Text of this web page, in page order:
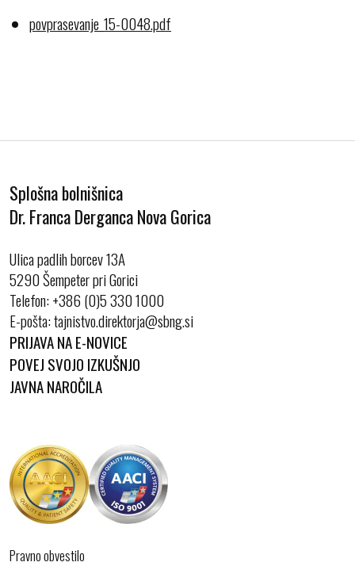
povprasevanje_15-0048.pdf
Splošna bolnišnica
Dr. Franca Derganca Nova Gorica
Ulica padlih borcev 13A
5290 Šempeter pri Gorici
Telefon:+386 (0)5 330 1000
E-pošta:
PRIJAVA NA E-NOVICE
POVEJ SVOJO IZKUŠNJO
JAVNA NAROČILA
Pravno obvestilo